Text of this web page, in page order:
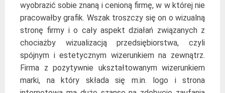
wyobrazić sobie znaną i cenioną firmę, w w której nie
pracowałby grafik. Wszak troszczy się on o wizualną
stronę firmy i o cały aspekt działań związanych z
chociażby wizualizacją przedsiębiorstwa, czyli
spójnym i estetycznym wizerunkiem na zewnątrz.
Firma z pozytywnie ukształtowanym wizerunkiem
marki, na który składa się m.in. logo i strona